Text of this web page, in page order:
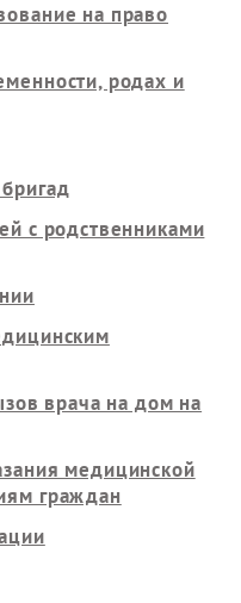
на право
родах и
с родственниками
врача на дом на
медицинской
граждан